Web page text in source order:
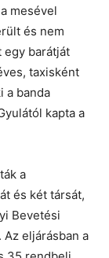
mesével
és nem
egy barátját
taxisként
a banda
kapta a
a
és két társát,
Bevetési
eljárásban a